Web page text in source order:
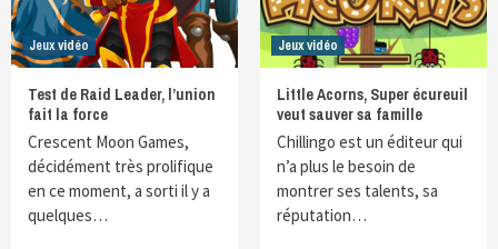
Jeux vidéo
Test de Raid Leader, l’union
fait la force
Crescent Moon Games,
décidément très prolifique
en ce moment, a sorti il y a
quelques…
Jeux vidéo
Little Acorns, Super écureuil
veut sauver sa famille
Chillingo est un éditeur qui
n’a plus le besoin de
montrer ses talents, sa
réputation…